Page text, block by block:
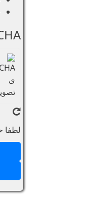
لطفا